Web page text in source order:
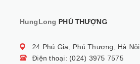
HungLong PHÚ THƯỢNG
24 Phú Gia, Phú Thượng, Hà Nội
Điện thoại: (024) 3975 7575